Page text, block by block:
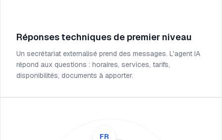
Réponses techniques de premier niveau
Un secrétariat externalisé prend des messages. L'agent IA
répond aux questions : horaires, services, tarifs,
disponibilités, documents à apporter.
FR